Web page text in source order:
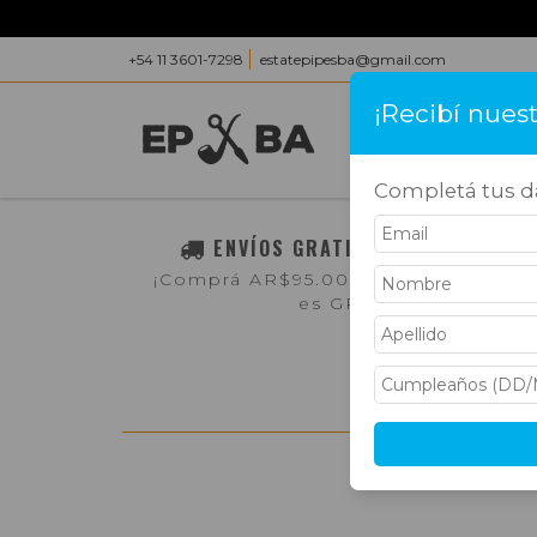
+54 11 3601-7298 estatepipesba@gmail.com
ENVÍOS GRATIS A TODO EL PAÍS
¡Comprá AR$95.000,- o más y el
es GRATIS!
¡Recibí
Completá tus